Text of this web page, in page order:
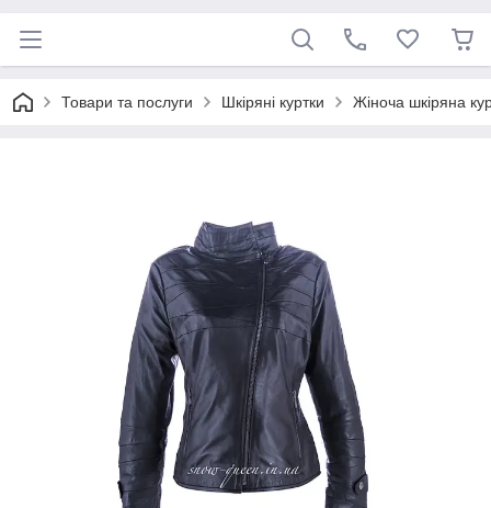
Товари та послуги Шкіряні куртки Жіноча шкіряна